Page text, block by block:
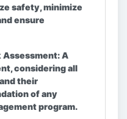
safety, minimize
ensure
Assessment:A
considering all
their
of any
program.